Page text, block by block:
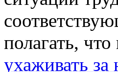
полагать,
ухаживать